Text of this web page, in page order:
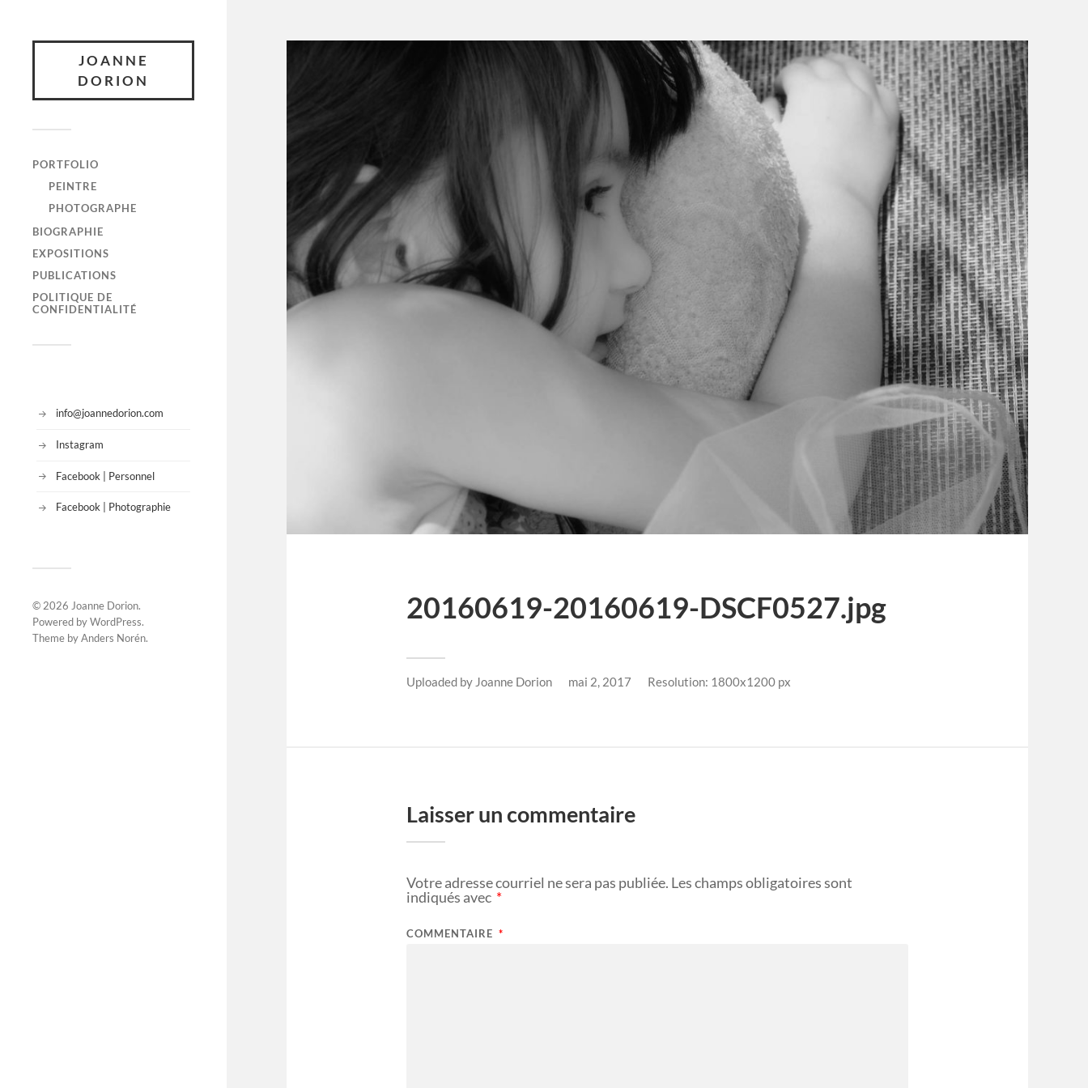
JOANNE
DORION
PORTFOLIO
PEINTRE
PHOTOGRAPHE
BIOGRAPHIE
EXPOSITIONS
PUBLICATIONS
POLITIQUE DE
CONFIDENTIALITÉ
info@joannedorion.com
Instagram
Facebook | Personnel
Facebook | Photographie
© 2026 Joanne Dorion.
Powered byWordPress.
Theme byAnders Norén.
20160619-20160619-DSCF0527.jpg
Uploaded by Joanne Dorion mai 2, 2017 Resolution: 1800x1200 px
Laisser un commentaire
Votre adresse courriel ne sera pas publiée. Les champs obligatoires sont
indiqués avec *
COMMENTAIRE *